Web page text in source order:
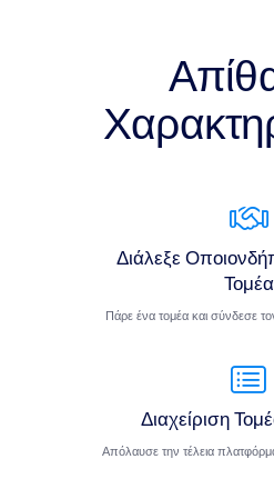
Διάλεξε
Τομέα
Πάρε ένα τομέα και σύνδεσε
Διαχείριση
Απόλαυσε την τέλεια